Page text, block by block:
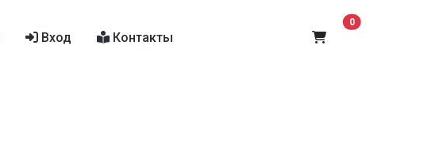
Вход Контакты
0В корзину